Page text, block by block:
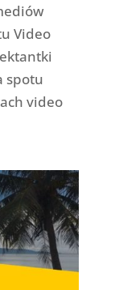
Video
spotu
video